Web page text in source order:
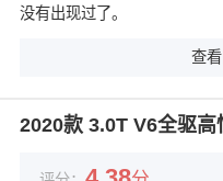
没有出现过了。
查
2020款 3.0T V6全驱